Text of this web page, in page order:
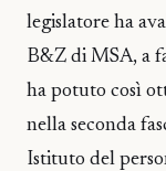
legislatore ha
B&Z di MSA, a
ha potuto così
nella seconda
Istituto del